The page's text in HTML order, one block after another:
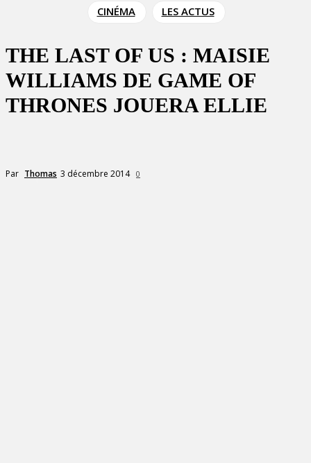
CINÉMA LES ACTUS
THE LAST OF US : MAISIE
WILLIAMS DE GAME OF
THRONES JOUERA ELLIE
Par Thomas 3 décembre 2014 0